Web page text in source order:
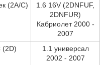
(2A/C)
1.6 16V (2DNFUF,
2DNFUR)
Кабриолет 2000 -
2007
(2D)
1.1 универсал
2002 - 2007